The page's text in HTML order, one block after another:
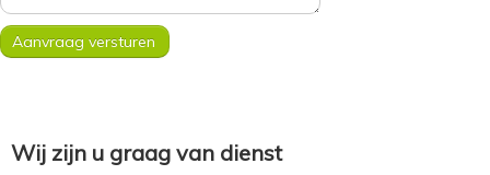
Wij zijn u graag van dienst